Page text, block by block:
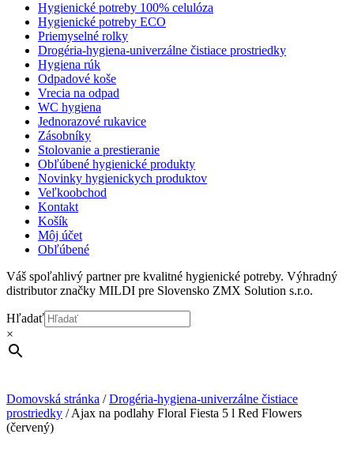
Hygienické potreby 100% celulóza
Hygienické potreby ECO
Priemyselné rolky
Drogéria-hygiena-univerzálne čistiace prostriedky
Hygiena rúk
Odpadové koše
Vrecia na odpad
WC hygiena
Jednorazové rukavice
Zásobníky
Stolovanie a prestieranie
Obľúbené hygienické produkty
Novinky hygienickych produktov
Veľkoobchod
Kontakt
Košík
Môj účet
Obľúbené
Váš spoľahlivý partner pre kvalitné hygienické potreby. Výhradný
distributor značky MILDI pre Slovensko ZMX Solution s.r.o.
Hľadať
×
Domovská stránka /Drogéria-hygiena-univerzálne čistiace
prostriedky /Ajax na podlahy Floral Fiesta 5 l Red Flowers
(červený)